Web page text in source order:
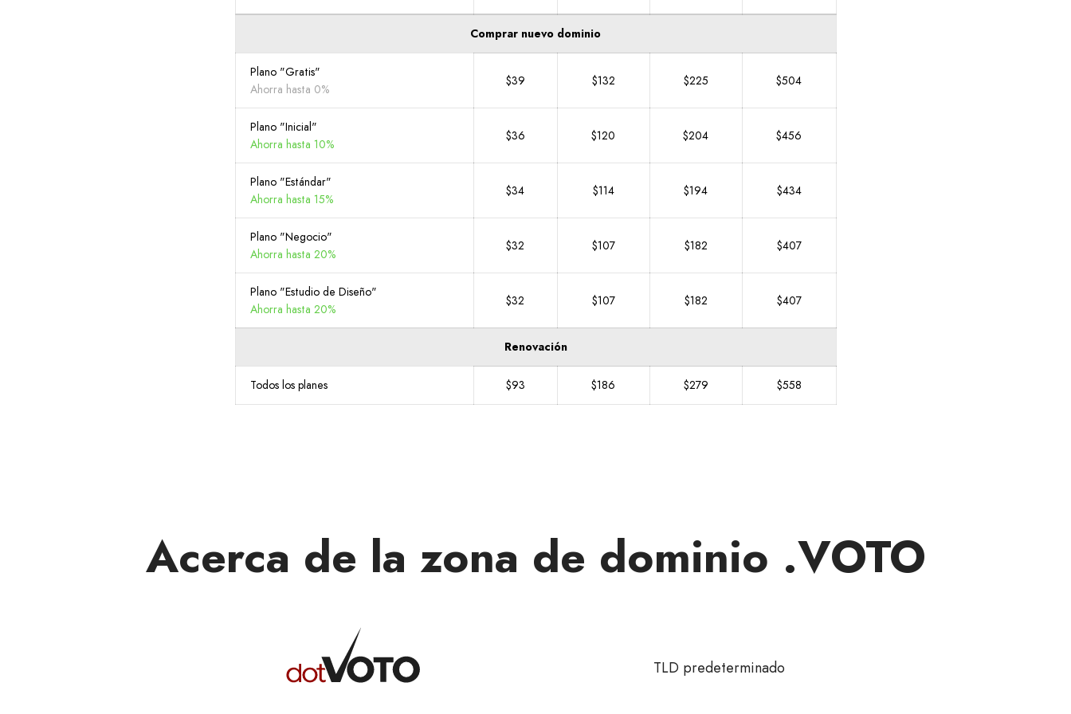
Comprar nuevo dominio
Plano "Gratis"
Ahorra hasta 0%
$39 $132 $225 $504
Plano "Inicial"
Ahorra hasta 10%
$36 $120 $204 $456
Plano "Estándar"
Ahorra hasta 15%
$34 $114 $194 $434
Plano "Negocio"
Ahorra hasta 20%
$32 $107 $182 $407
Plano "Estudio de Diseño"
Ahorra hasta 20%
$32 $107 $182 $407
Renovación
Todos los planes $93 $186 $279 $558
Acerca de la zona de dominio .VOTO
TLD predeterminado